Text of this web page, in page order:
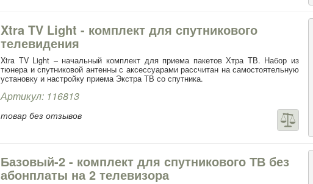
Xtra TV Light - комплект для спутникового
телевидения
Xtra TV Light – начальный комплект для приема пакетов Хтра ТВ. Набор из
тюнера и спутниковой антенны с аксессуарами рассчитан на самостоятельную
установку и настройку приема Экстра ТВ со спутника.
Артикул: 116813
товар без отзывов
Базовый-2 - комплект для спутникового ТВ без
абонплаты на 2 телевизора